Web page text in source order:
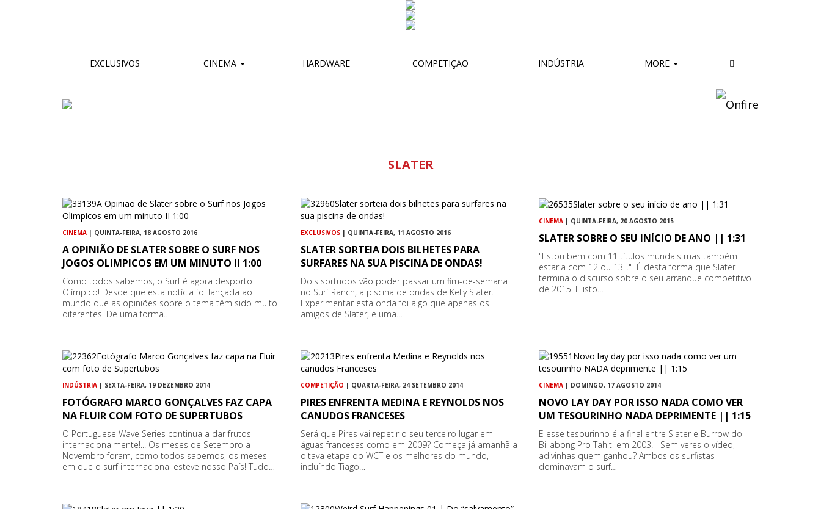
EXCLUSIVOS CINEMA HARDWARE COMPETIÇÃO INDÚSTRIA MORE
SLATER
CINEMA | QUINTA-FEIRA, 18 AGOSTO 2016
A OPINIÃO DE SLATER SOBRE O SURF NOS
JOGOS OLIMPICOS EM UM MINUTO II 1:00
Como todos sabemos, o Surf é agora desporto
Olímpico! Desde que esta notícia foi lançada ao
mundo que as opiniões sobre o tema têm sido muito
diferentes! De uma forma…
EXCLUSIVOS | QUINTA-FEIRA, 11 AGOSTO 2016
SLATER SORTEIA DOIS BILHETES PARA
SURFARES NA SUA PISCINA DE ONDAS!
Dois sortudos vão poder passar um fim-de-semana
no Surf Ranch, a piscina de ondas de Kelly Slater.
Experimentar esta onda foi algo que apenas os
amigos de Slater, e uma…
CINEMA | QUINTA-FEIRA, 20 AGOSTO 2015
SLATER SOBRE O SEU INÍCIO DE ANO || 1:31
"Estou bem com 11 títulos mundais mas também
estaria com 12 ou 13..." É desta forma que Slater
termina o discurso sobre o seu arranque competitivo
de 2015. E isto…
INDÚSTRIA | SEXTA-FEIRA, 19 DEZEMBRO 2014
FOTÓGRAFO MARCO GONÇALVES FAZ CAPA
NA FLUIR COM FOTO DE SUPERTUBOS
O Portuguese Wave Series continua a dar frutos
internacionalmente!... Os meses de Setembro a
Novembro foram, como todos sabemos, os meses
em que o surf internacional esteve nosso País! Tudo…
COMPETIÇÃO | QUARTA-FEIRA, 24 SETEMBRO 2014
PIRES ENFRENTA MEDINA E REYNOLDS NOS
CANUDOS FRANCESES
Será que Pires vai repetir o seu terceiro lugar em
águas francesas como em 2009? Começa já amanhã a
oitava etapa do WCT e os melhores do mundo,
incluíndo Tiago…
CINEMA | DOMINGO, 17 AGOSTO 2014
NOVO LAY DAY POR ISSO NADA COMO VER
UM TESOURINHO NADA DEPRIMENTE || 1:15
E esse tesourinho é a final entre Slater e Burrow do
Billabong Pro Tahiti em 2003! Sem veres o vídeo,
adivinhas quem ganhou? Ambos os surfistas
dominavam o surf…